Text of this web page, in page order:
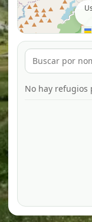
No hay refugios